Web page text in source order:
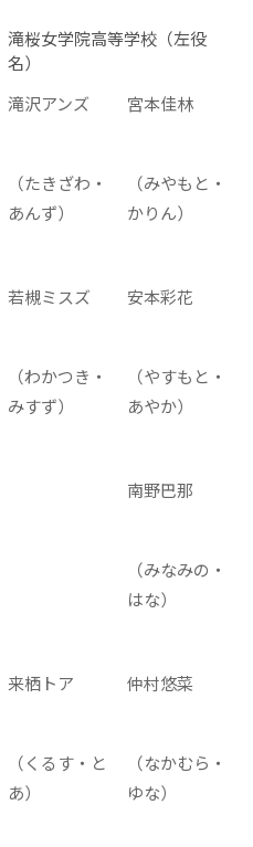
滝桜女学院高等学校（左役
名）
滝沢アンズ
（たきざわ・
あんず）
宮本佳林
（みやもと・
かりん）
若槻ミスズ
（わかつき・
みすず）
安本彩花
（やすもと・
あやか）
南野巴那
（みなみの・
はな）
来栖トア
（くるす・と
あ）
仲村悠菜
（なかむら・
ゆな）